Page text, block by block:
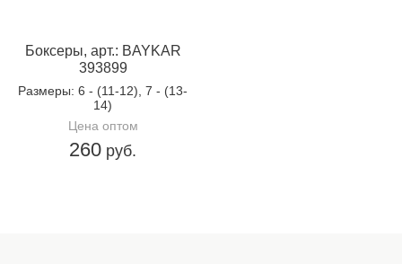
Боксеры, арт.: BAYKAR
393899
Размеры: 6 - (11-12), 7 - (13-
14)
Цена оптом
260 руб.